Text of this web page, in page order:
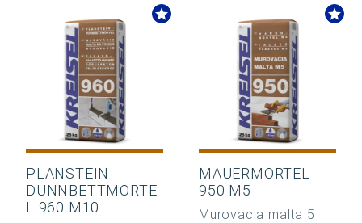
PLANSTEIN
DÜNNBETTMÖRTE
L 960 M10
MAUERMÖRTEL
950 M5
Murovacia malta 5